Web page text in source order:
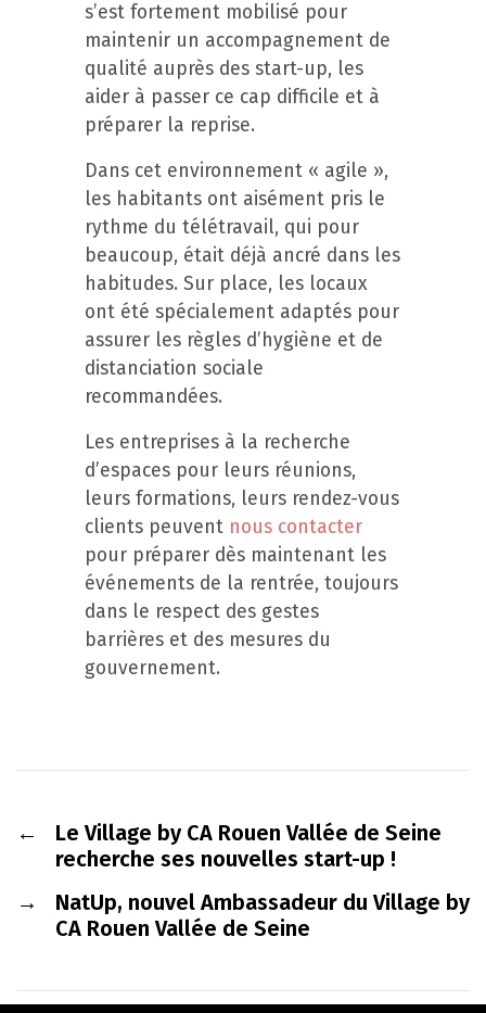
s’est fortement mobilisé pour
maintenir un accompagnement de
qualité auprès des start-up, les
aider à passer ce cap difficile et à
préparer la reprise.
Dans cet environnement « agile »,
les habitants ont aisément pris le
rythme du télétravail, qui pour
beaucoup, était déjà ancré dans les
habitudes. Sur place, les locaux
ont été spécialement adaptés pour
assurer les règles d’hygiène et de
distanciation sociale
recommandées.
Les entreprises à la recherche
d’espaces pour leurs réunions,
leurs formations, leurs rendez-vous
clients peuvent nous contacter
pour préparer dès maintenant les
événements de la rentrée, toujours
dans le respect des gestes
barrières et des mesures du
gouvernement.
←
Le Village by CA Rouen Vallée de Seine
recherche ses nouvelles start-up !
→
NatUp, nouvel Ambassadeur du Village by
CA Rouen Vallée de Seine